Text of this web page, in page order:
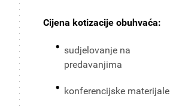
Cijena kotizacije obuhvaća:
sudjelovanje na
predavanjima
konferencijske materijale